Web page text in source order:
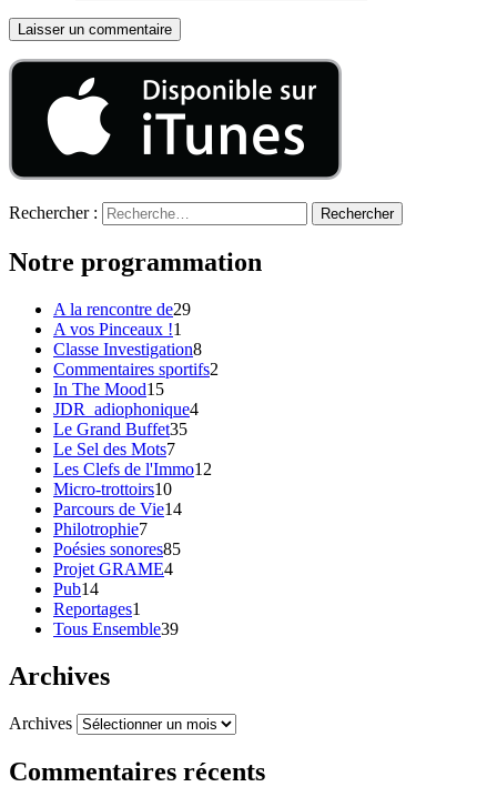
Rechercher :
Notre programmation
A la rencontre de29
A vos Pinceaux !1
Classe Investigation8
Commentaires sportifs2
In The Mood15
JDR_adiophonique4
Le Grand Buffet35
Le Sel des Mots7
Les Clefs de l'Immo12
Micro-trottoirs10
Parcours de Vie14
Philotrophie7
Poésies sonores85
Projet GRAME4
Pub14
Reportages1
Tous Ensemble39
Archives
Archives
Commentaires récents